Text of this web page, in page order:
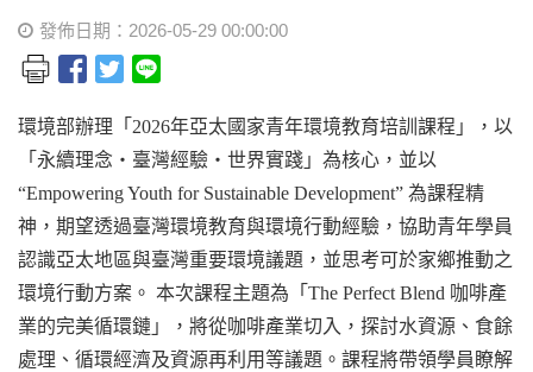
發佈日期：2026-05-29 00:00:00
環境部辦理「2026年亞太國家青年環境教育培訓課程」，以
「永續理念・臺灣經驗・世界實踐」為核心，並以
“Empowering Youth for Sustainable Development” 為課程精
神，期望透過臺灣環境教育與環境行動經驗，協助青年學員
認識亞太地區與臺灣重要環境議題，並思考可於家鄉推動之
環境行動方案。 本次課程主題為「The Perfect Blend 咖啡產
業的完美循環鏈」，將從咖啡產業切入，探討水資源、食餘
處理、循環經濟及資源再利用等議題。課程將帶領學員瞭解